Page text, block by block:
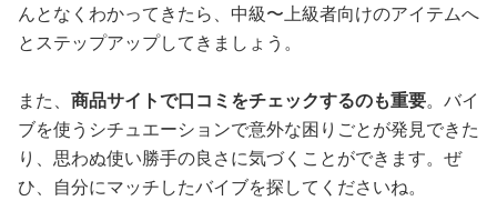
んとなくわかってきたら、中級〜上級者向けのアイテムへ
とステップアップしてきましょう。
また、 商品サイトで口コミをチェックするのも重要。バイ
ブを使うシチュエーションで意外な困りごとが発見できた
り、思わぬ使い勝手の良さに気づくことができます。ぜ
ひ、自分にマッチしたバイブを探してくださいね。